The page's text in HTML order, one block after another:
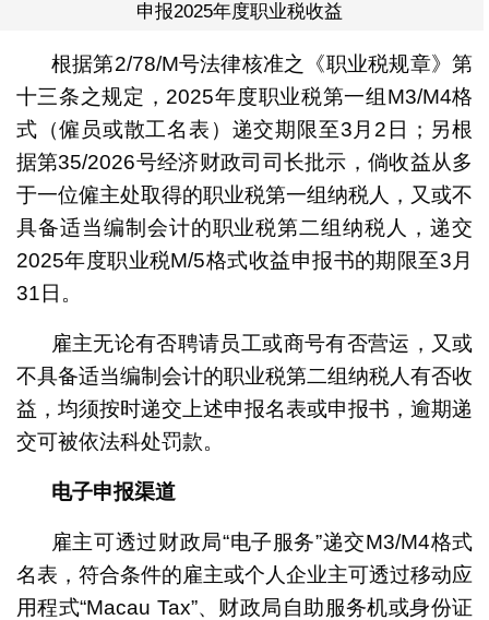
申报2025年度职业税收益
根据第2/78/M号法律核准之《职业税规章》第
十三条之规定，2025年度职业税第一组M3/M4格
式（僱员或散工名表）递交期限至3月2日；另根
据第35/2026号经济财政司司长批示，倘收益从多
于一位僱主处取得的职业税第一组纳税人，又或不
具备适当编制会计的职业税第二组纳税人，递交
2025年度职业税M/5格式收益申报书的期限至3月
31日。
雇主无论有否聘请员工或商号有否营运，又或
不具备适当编制会计的职业税第二组纳税人有否收
益，均须按时递交上述申报名表或申报书，逾期递
交可被依法科处罚款。
电子申报渠道
雇主可透过财政局“电子服务”递交M3/M4格式
名表，符合条件的雇主或个人企业主可透过移动应
用程式“Macau Tax”、财政局自助服务机或身份证